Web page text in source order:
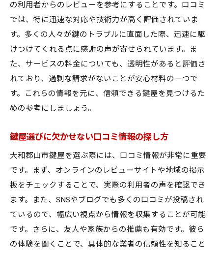
の利用者からのレビューを参考にすることです。口コミ
では、特に迅速な対応や技術力が高く評価されていま
す。多くの人々が鍵のトラブルに直面した際、迅速に駆
けつけてくれる点に感謝の声が寄せられています。ま
た、サービスの料金についても、透明性があると評価さ
れており、過剰な請求がないことが安心材料の一つで
す。これらの情報を元に、信頼できる鍵屋を見つけるた
めの参考にしましょう。
鍵屋選びに欠かせない口コミ情報の探し方
大和郡山市鍵屋を選ぶ際には、口コミ情報が非常に重要
です。まず、オンラインのレビューサイトや地域の掲示
板をチェックすることで、実際の利用者の声を確認でき
ます。また、SNSやブログでも多くの口コミが投稿され
ているので、幅広い視点から情報を収集することが可能
です。さらに、友人や家族からの推薦も有効です。彼ら
の体験を聞くことで、具体的な業者の信頼性を知ること